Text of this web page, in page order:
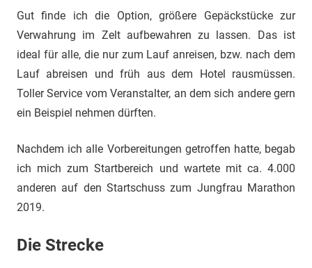
Gut finde ich die Option, größere Gepäckstücke zur
Verwahrung im Zelt aufbewahren zu lassen. Das ist
ideal für alle, die nur zum Lauf anreisen, bzw. nach dem
Lauf abreisen und früh aus dem Hotel rausmüssen.
Toller Service vom Veranstalter, an dem sich andere gern
ein Beispiel nehmen dürften.
Nachdem ich alle Vorbereitungen getroffen hatte, begab
ich mich zum Startbereich und wartete mit ca. 4.000
anderen auf den Startschuss zum Jungfrau Marathon
2019.
Die Strecke